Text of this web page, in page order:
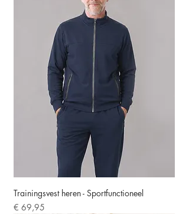
Trainingsvest heren - Sportfunctioneel
Prijs
€ 69,95